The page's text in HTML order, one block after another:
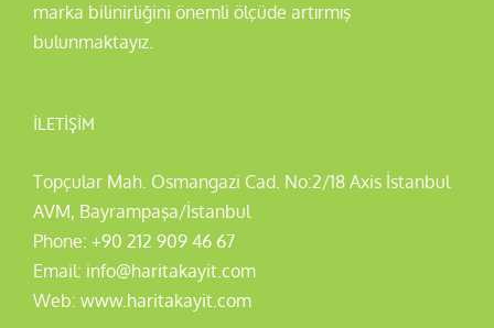
marka bilinirliğini önemli ölçüde artırmış
bulunmaktayız.
İLETIŞIM
Topçular Mah. Osmangazi Cad. No:2/18 Axis İstanbul
AVM, Bayrampaşa/İstanbul
Phone: +90 212 909 46 67
Email: info@haritakayit.com
Web: www.haritakayit.com